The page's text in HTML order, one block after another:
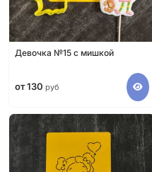
Девочка №15 с мишкой
от 130 руб